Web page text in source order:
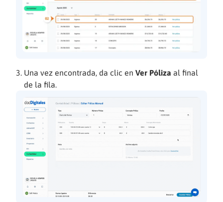
Una vez encontrada, da clic en Ver Póliza al final
de la fila.